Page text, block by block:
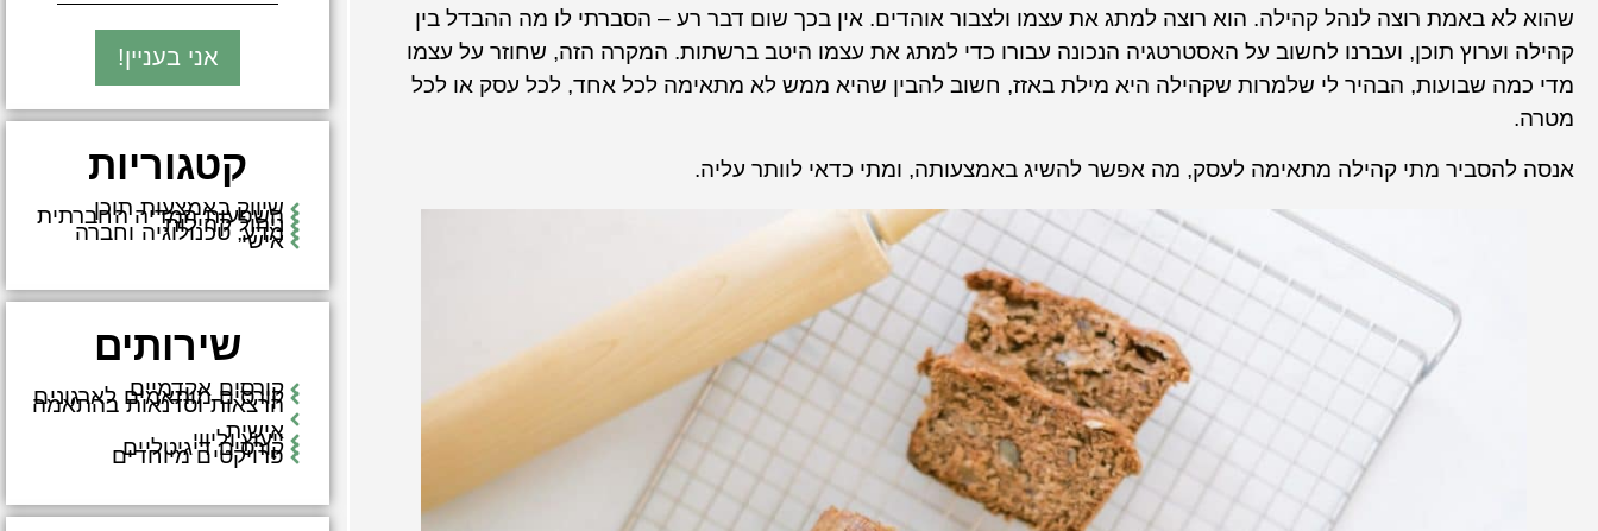
שהוא לא באמת רוצה לנהל קהילה. הוא רוצה למתג את עצמו ולצבור אוהדים. אין בכך שום דבר רע – הסברתי לו מה ההבדל בין
קהילה וערוץ תוכן, ועברנו לחשוב על האסטרטגיה הנכונה עבורו כדי למתג את עצמו היטב ברשתות. המקרה הזה, שחוזר על עצמו
מדי כמה שבועות, הבהיר לי שלמרות שקהילה היא מילת באזז, חשוב להבין שהיא ממש לא מתאימה לכל אחד, לכל עסק או לכל
מטרה.
אנסה להסביר מתי קהילה מתאימה לעסק, מה אפשר להשיג באמצעותה, ומתי כדאי לוותר עליה.
אני בעניין!
קטגוריות
שיווק באמצעות תוכן
השפעות המדיה החברתית
ניהול קהילות
מדע, טכנולוגיה וחברה
אישי
שירותים
קורסים אקדמיים
קורסים מותאמים לארגונים
הרצאות וסדנאות בהתאמה
אישית
ייעוץ וליווי
קורסים דיגיטליים
פרויקטים מיוחדים